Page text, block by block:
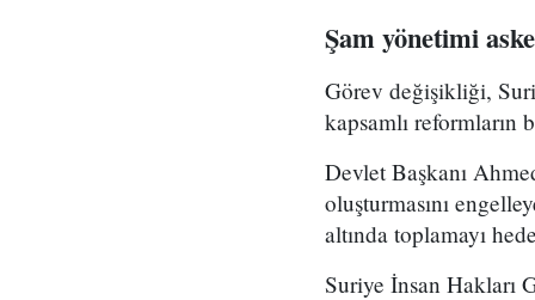
Şam yönetimi
Görev değişikliği,
kapsamlı reformların
Devlet Başkanı
oluşturmasını
altında toplamayı
Suriye İnsan Hakları